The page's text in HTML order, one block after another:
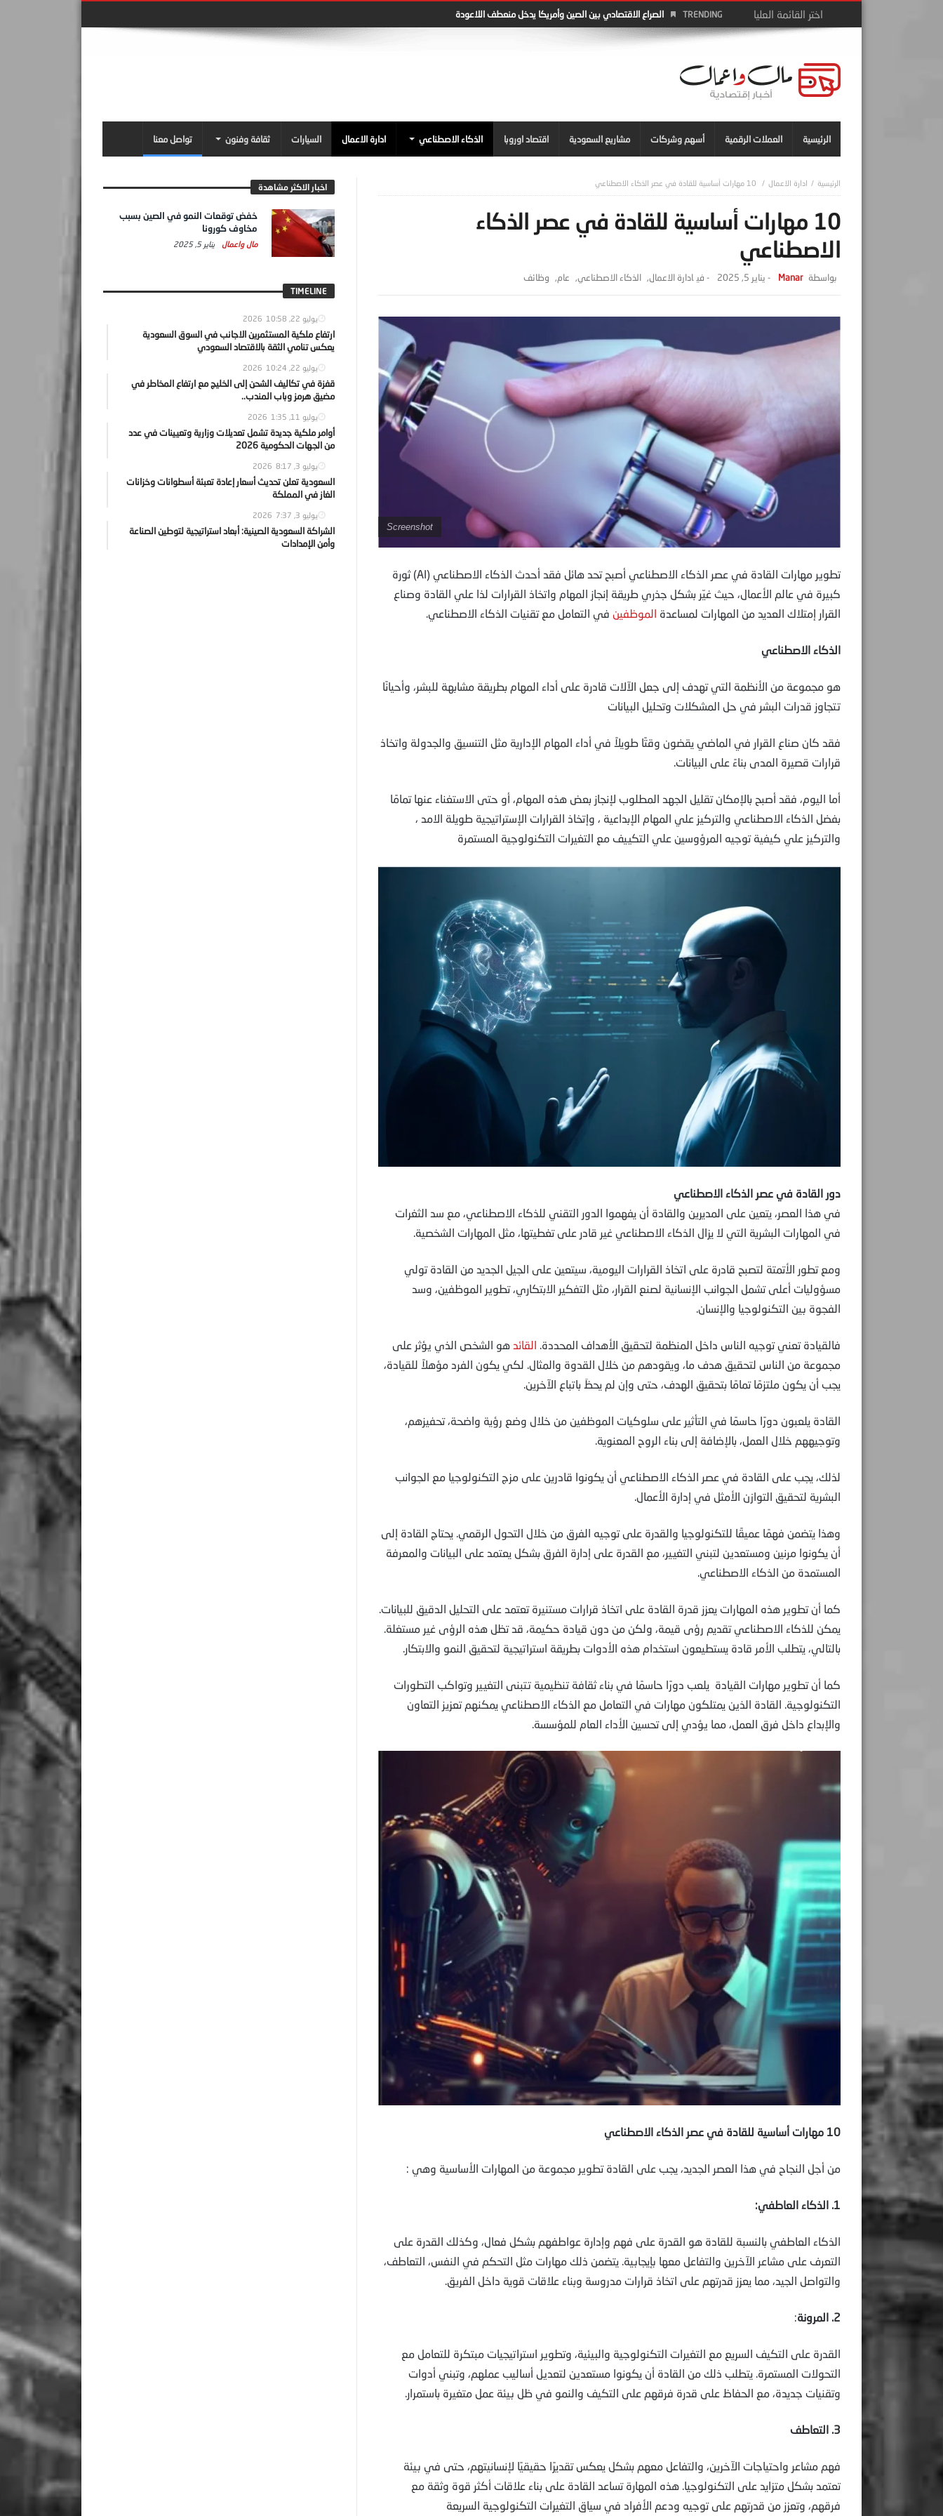
TRENDING الصراع الاقتصادي بين الصين وأمريكا يدخل منعطف اللاعودة
الرئيسية العملات الرقمية أسهم وشركات مشاريع السعودية اقتصاد اوروبا الذكاء الاصطناعي ادارة الاعمال السيارات ثقافة وفنون تواصل معنا
ادارة الاعمال 10 مهارات أساسية للقادة في عصر الذكاء الاصطناعي
10 مهارات أساسية للقادة في عصر الذكاء
الاصطناعي
Manar
- يناير 5, 2025 - ‎في ادارة الاعمال, الذكاء الاصطناعي, عام, وظائف
Screenshot
تطوير مهارات القادة في عصر الذكاء الاصطناعي أصبح تحد هائل فقد أحدث الذكاء الاصطناعي (AI) ثورة
كبيرة في عالم الأعمال، حيث غيّر بشكل جذري طريقة إنجاز المهام واتخاذ القرارات لذا علي القادة وصناع
القرار إمتلاك العديد من المهارات لمساعدة الموظفين في التعامل مع تقنيات الذكاء الاصطناعي.
الذكاء الاصطناعي
هو مجموعة من الأنظمة التي تهدف إلى جعل الآلات قادرة على أداء المهام بطريقة مشابهة للبشر، وأحيانًا
تتجاوز قدرات البشر في حل المشكلات وتحليل البيانات
فقد كان صناع القرار في الماضي يقضون وقتًا طويلاً في أداء المهام الإدارية مثل التنسيق والجدولة واتخاذ
قرارات قصيرة المدى بناءً على البيانات.
أما اليوم، فقد أصبح بالإمكان تقليل الجهد المطلوب لإنجاز بعض هذه المهام، أو حتى الاستغناء عنها تمامًا
بفضل الذكاء الاصطناعي والتركيز علي المهام الإبداعية ، وإتخاذ القرارات الإستراتيجية طويلة الامد ،
والتركيز علي كيفية توجيه المرؤوسين علي التكييف مع التغيرات التكنولوجية المستمرة
دور القادة في عصر الذكاء الاصطناعي
في هذا العصر، يتعين على المديرين والقادة أن يفهموا الدور التقني للذكاء الاصطناعي، مع سد الثغرات
في المهارات البشرية التي لا يزال الذكاء الاصطناعي غير قادر على تغطيتها، مثل المهارات الشخصية.
ومع تطور الأتمتة لتصبح قادرة على اتخاذ القرارات اليومية، سيتعين على الجيل الجديد من القادة تولي
مسؤوليات أعلى تشمل الجوانب الإنسانية لصنع القرار، مثل التفكير الابتكاري، تطوير الموظفين، وسد
الفجوة بين التكنولوجيا والإنسان.
فالقيادة تعني توجيه الناس داخل المنظمة لتحقيق الأهداف المحددة. القائد هو الشخص الذي يؤثر على
مجموعة من الناس لتحقيق هدف ما، ويقودهم من خلال القدوة والمثال. لكي يكون الفرد مؤهلاً للقيادة،
يجب أن يكون ملتزمًا تمامًا بتحقيق الهدف، حتى وإن لم يحظَ باتباع الآخرين.
القادة يلعبون دورًا حاسمًا في التأثير على سلوكيات الموظفين من خلال وضع رؤية واضحة، تحفيزهم،
وتوجيههم خلال العمل، بالإضافة إلى بناء الروح المعنوية.
لذلك، يجب على القادة في عصر الذكاء الاصطناعي أن يكونوا قادرين على مزج التكنولوجيا مع الجوانب
البشرية لتحقيق التوازن الأمثل في إدارة الأعمال.
وهذا يتضمن فهمًا عميقًا للتكنولوجيا والقدرة على توجيه الفرق من خلال التحول الرقمي. يحتاج القادة إلى
أن يكونوا مرنين ومستعدين لتبني التغيير، مع القدرة على إدارة الفرق بشكل يعتمد على البيانات والمعرفة
المستمدة من الذكاء الاصطناعي.
كما أن تطوير هذه المهارات يعزز قدرة القادة على اتخاذ قرارات مستنيرة تعتمد على التحليل الدقيق للبيانات.
يمكن للذكاء الاصطناعي تقديم رؤى قيمة، ولكن من دون قيادة حكيمة، قد تظل هذه الرؤى غير مستغلة.
بالتالي، يتطلب الأمر قادة يستطيعون استخدام هذه الأدوات بطريقة استراتيجية لتحقيق النمو والابتكار.
كما أن تطوير مهارات القيادة يلعب دورًا حاسمًا في بناء ثقافة تنظيمية تتبنى التغيير وتواكب التطورات
التكنولوجية. القادة الذين يمتلكون مهارات في التعامل مع الذكاء الاصطناعي يمكنهم تعزيز التعاون
والإبداع داخل فرق العمل، مما يؤدي إلى تحسين الأداء العام للمؤسسة.
10 مهارات أساسية للقادة في عصر الذكاء الاصطناعي
من أجل النجاح في هذا العصر الجديد، يجب على القادة تطوير مجموعة من المهارات الأساسية وهي :
1. الذكاء العاطفي:
الذكاء العاطفي بالنسبة للقادة هو القدرة على فهم وإدارة عواطفهم بشكل فعال، وكذلك القدرة على
التعرف على مشاعر الآخرين والتفاعل معها بإيجابية. يتضمن ذلك مهارات مثل التحكم في النفس، التعاطف،
والتواصل الجيد، مما يعزز قدرتهم على اتخاذ قرارات مدروسة وبناء علاقات قوية داخل الفريق.
2. المرونة :
القدرة على التكيف السريع مع التغيرات التكنولوجية والبيئية، وتطوير استراتيجيات مبتكرة للتعامل مع
التحولات المستمرة. يتطلب ذلك من القادة أن يكونوا مستعدين لتعديل أساليب عملهم، وتبني أدوات
وتقنيات جديدة، مع الحفاظ على قدرة فرقهم على التكيف والنمو في ظل بيئة عمل متغيرة باستمرار.
3. التعاطف
فهم مشاعر واحتياجات الآخرين، والتفاعل معهم بشكل يعكس تقديرًا حقيقيًا لإنسانيتهم، حتى في بيئة
تعتمد بشكل متزايد على التكنولوجيا. هذه المهارة تساعد القادة على بناء علاقات أكثر قوة وثقة مع
فرقهم، وتعزز من قدرتهم على توجيه ودعم الأفراد في سياق التغيرات التكنولوجية السريعة
اخبار الاكثر مشاهدة
خفض توقعات النمو في الصين بسبب
مخاوف كورونا
مال واعمال يناير 5, 2025
TIMELINE
يوليو 22, 2026 10:58
ارتفاع ملكية المستثمرين الاجانب في السوق السعودية
يعكس تنامي الثقة بالاقتصاد السعودي
يوليو 22, 2026 10:24
قفزة في تكاليف الشحن إلى الخليج مع ارتفاع المخاطر في
مضيق هرمز وباب المندب..
يوليو 11, 2026 1:35
أوامر ملكية جديدة تشمل تعديلات وزارية وتعيينات في عدد
من الجهات الحكومية 2026
يوليو 3, 2026 8:17
السعودية تعلن تحديث أسعار إعادة تعبئة أسطوانات وخزانات
الغاز في المملكة
يوليو 3, 2026 7:37
الشراكة السعودية الصينية: أبعاد استراتيجية لتوطين الصناعة
وأمن الإمدادات